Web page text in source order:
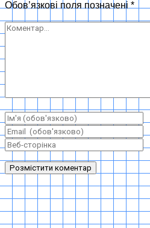
Обов’язкові поля позначені *